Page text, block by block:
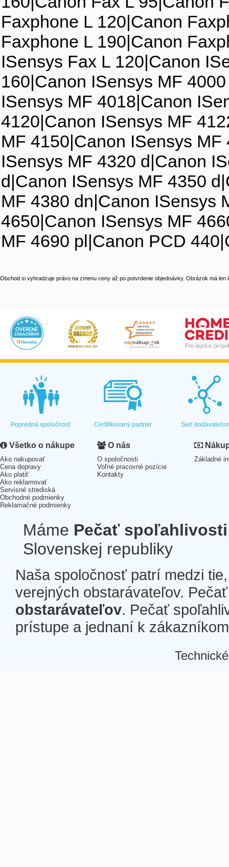
Faxphone L 120|Canon
Faxphone L 190|Canon
ISensys Fax L 120|Canon
160|Canon ISensys MF
ISensys MF 4018|Canon
4120|Canon ISensys MF
MF 4150|Canon ISensys
ISensys MF 4320 d|Canon
d|Canon ISensys MF 4350
MF 4380 dn|Canon ISensys
4650|Canon ISensys MF
MF 4690 pl|Canon PCD
Obchod si vyhradzuje právo na zmenu ceny až po potvrdenie objednávky. Obrázok má len
Popredná spoločnosť Certifikovaný partner Sieť dodávateľov
Všetko o nákupe
Ako nakupovať
Cena dopravy
Ako platiť
Ako reklamovať
Servisné strediská
Obchodné podmienky
Reklamačné podmienky
O nás
O spoločnosti
Voľné pracovné pozície
Kontakty
Základné
Máme Pečať spoľahlivosti
Slovenskej republiky
Naša spoločnosť patrí medzi
verejných obstarávateľov.
obstarávateľov. Pečať
prístupe a jednaní k